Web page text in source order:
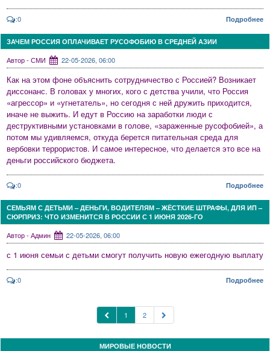
:0 Подробнее
ЗАЧЕМ РОССИЯ ОПЛАЧИВАЕТ РУСОФОБИЮ В СРЕДНЕЙ АЗИИ
Автор - СМИ 22-05-2026, 06:00
Как на этом фоне объяснить сотрудничество с Россией? Возникает
диссонанс. В головах у многих, кого с детства учили, что Россия
«агрессор» и «угнетатель», но сегодня с ней дружить приходится,
иначе не выжить. И едут в Россию на заработки люди с
деструктивными установками в голове, «зараженные русофобией», а
потом мы удивляемся, откуда берется питательная среда для
вербовки террористов. И самое интересное, что делается это все на
деньги российского бюджета.
:0 Подробнее
СЕМЬЯМ С ДЕТЬМИ – ДЕНЬГИ, ВОДИТЕЛЯМ – ЖЁСТКИЕ ШТРАФЫ, ДЛЯ ИП –
СЮРПРИЗ: ЧТО ИЗМЕНИТСЯ В РОССИИ С 1 ИЮНЯ 2026-ГО
Автор - Админ 22-05-2026, 06:00
с 1 июня семьи с детьми смогут получить новую ежегодную выплату
:0 Подробнее
1 2
МИРОВЫЕ НОВОСТИ